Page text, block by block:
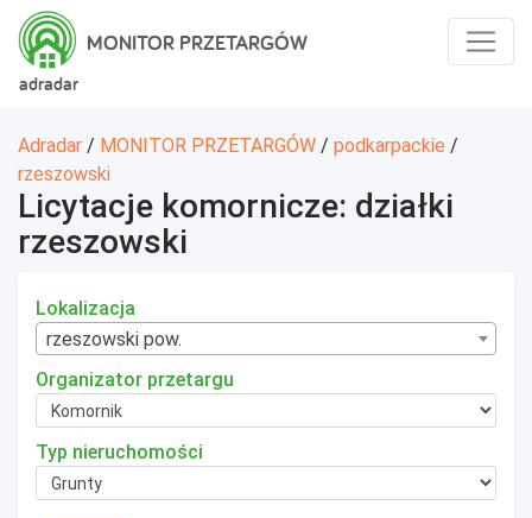
adradar
MONITOR PRZETARGÓW
Adradar / MONITOR PRZETARGÓW / podkarpackie /
rzeszowski
Licytacje komornicze: działki
rzeszowski
Lokalizacja
rzeszowski pow.
Organizator przetargu
Typ nieruchomości